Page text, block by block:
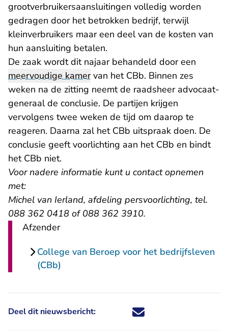
grootverbruikersaansluitingen volledig worden
gedragen door het betrokken bedrijf, terwijl
kleinverbruikers maar een deel van de kosten van
hun aansluiting betalen.
De zaak wordt dit najaar behandeld door een
meervoudige kamervan het CBb. Binnen zes
weken na de zitting neemt de raadsheer advocaat-
generaal de conclusie. De partijen krijgen
vervolgens twee weken de tijd om daarop te
reageren. Daarna zal het CBb uitspraak doen. De
conclusie geeft voorlichting aan het CBb en bindt
het CBb niet.
Voor nadere informatie kunt u contact opnemen
met:
Michel van Ierland, afdeling persvoorlichting, tel.
088 362 0418 of 088 362 3910.
Afzender
College van Beroep voor het bedrijfsleven
(CBb)
Deel dit nieuwsbericht: Deel dit nieuwsbericht via X -
Deel dit nieuwsbericht via
Deel dit nieuwsbericht
Deel dit